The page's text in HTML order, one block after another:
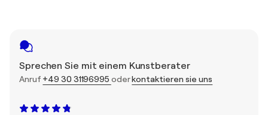
Sprechen Sie mit einem Kunstberater
Anruf +49 30 31196995 oderkontaktieren sie uns